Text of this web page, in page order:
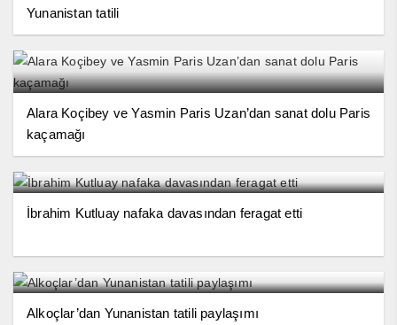
Yunanistan tatili
Alara Koçibey ve Yasmin Paris Uzan’dan sanat dolu Paris
kaçamağı
İbrahim Kutluay nafaka davasından feragat etti
Alkoçlar’dan Yunanistan tatili paylaşımı